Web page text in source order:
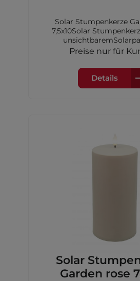
Solar Stumpenkerze
7,5x10Solar
Dimmerungssensor, 7,5x10
Preise nur für
Details
Solar
Garden rose